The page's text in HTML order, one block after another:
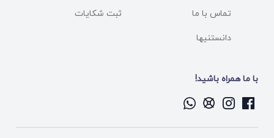
تماس با ما
دانستنیها
ثبت شکایات
با ما همراه باشید!